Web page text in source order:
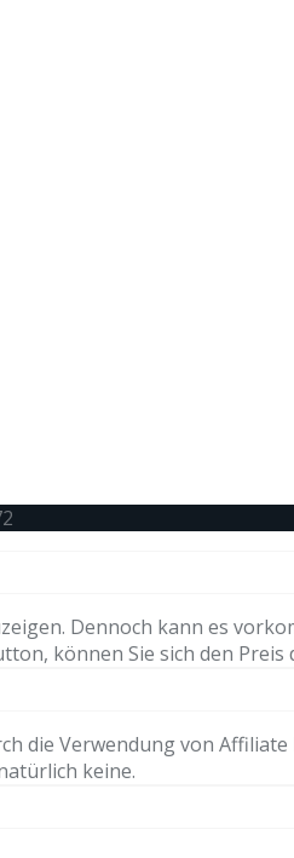
Dennoch kann es
können Sie sich den Preis
die Verwendung von
keine.